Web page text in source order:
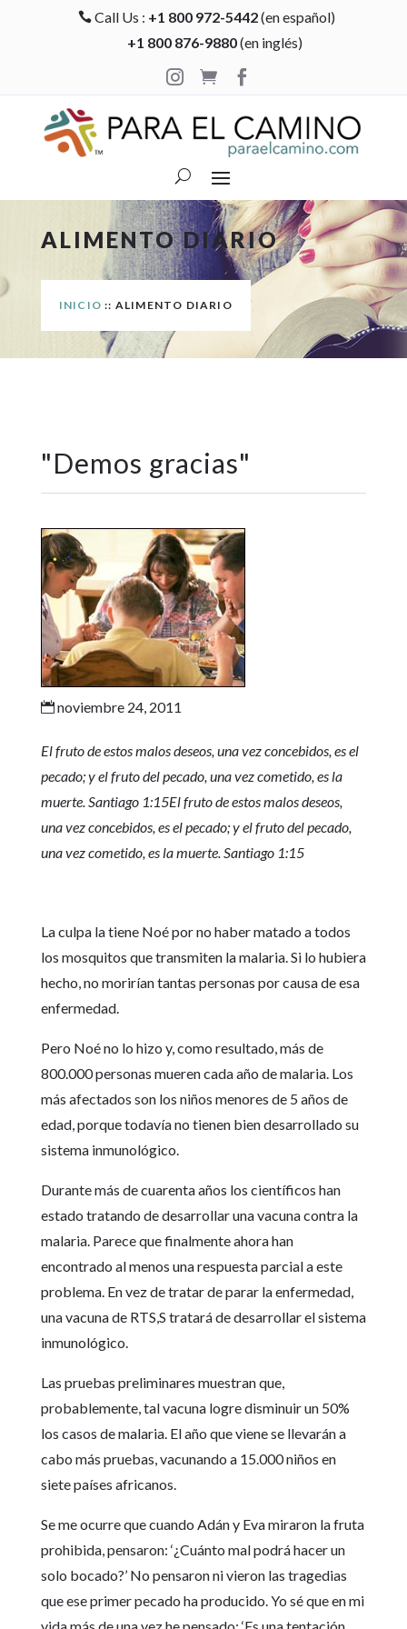
 Call Us : +1 800 972-5442(en español)
+1 800 876-9880(en inglés)

 
ALIMENTO DIARIO
INICIO :: ALIMENTO DIARIO
"Demos gracias"
noviembre 24, 2011
El fruto de estos malos deseos, una vez concebidos, es el
pecado; y el fruto del pecado, una vez cometido, es la
muerte. Santiago 1:15El fruto de estos malos deseos,
una vez concebidos, es el pecado; y el fruto del pecado,
una vez cometido, es la muerte. Santiago 1:15
La culpa la tiene Noé por no haber matado a todos
los mosquitos que transmiten la malaria. Si lo hubiera
hecho, no morirían tantas personas por causa de esa
enfermedad.
Pero Noé no lo hizo y, como resultado, más de
800.000 personas mueren cada año de malaria. Los
más afectados son los niños menores de 5 años de
edad, porque todavía no tienen bien desarrollado su
sistema inmunológico.
Durante más de cuarenta años los científicos han
estado tratando de desarrollar una vacuna contra la
malaria. Parece que finalmente ahora han
encontrado al menos una respuesta parcial a este
problema. En vez de tratar de parar la enfermedad,
una vacuna de RTS,S tratará de desarrollar el sistema
inmunológico.
Las pruebas preliminares muestran que,
probablemente, tal vacuna logre disminuir un 50%
los casos de malaria. El año que viene se llevarán a
cabo más pruebas, vacunando a 15.000 niños en
siete países africanos.
Se me ocurre que cuando Adán y Eva miraron la fruta
prohibida, pensaron: ‘¿Cuánto mal podrá hacer un
solo bocado?’ No pensaron ni vieron las tragedias
que ese primer pecado ha producido. Yo sé que en mi